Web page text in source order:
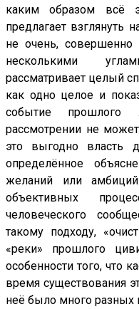
каким образом всё
предлагает взглянуть
не очень,
несколькими
рассматривает целый
как одно целое и
событие
рассмотрении не
это выгодно власть
определённое
желаний или
объективных
человеческого
такому подходу,
«реки» прошлого
особенности того, что
время существования
неё было много разных